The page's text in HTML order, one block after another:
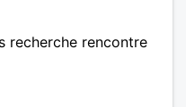
recherche rencontre